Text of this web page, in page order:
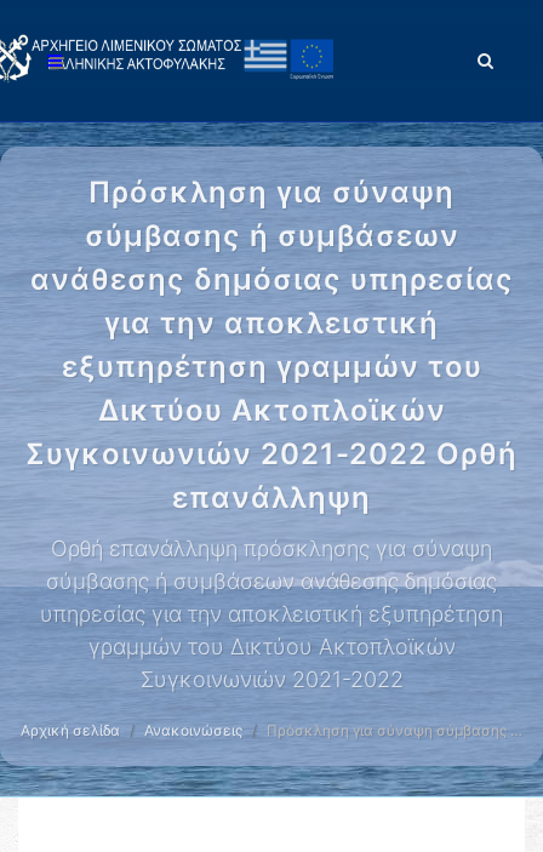
Πρόσκληση για σύναψη
σύμβασης ή συμβάσεων
ανάθεσης δημόσιας υπηρεσίας
για την αποκλειστική
εξυπηρέτηση γραμμών του
Δικτύου Ακτοπλοϊκών
Συγκοινωνιών 2021-2022 Ορθή
επανάλληψη
Ορθή επανάλληψη πρόσκλησης για σύναψη
σύμβασης ή συμβάσεων ανάθεσης δημόσιας
υπηρεσίας για την αποκλειστική εξυπηρέτηση
γραμμών του Δικτύου Ακτοπλοϊκών
Συγκοινωνιών 2021-2022
Αρχική σελίδα Ανακοινώσεις Πρόσκληση για σύναψη σύμβασης …